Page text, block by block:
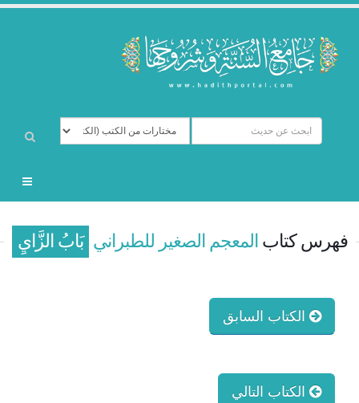
فهرس كتاب المعجم الصغير للطبراني بَابُ الزَّايِ
الكتاب السابق
الكتاب التالي